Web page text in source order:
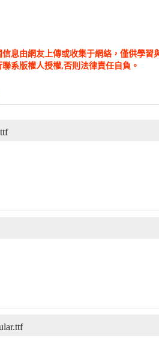
息由網友上傳或收集于網絡，僅供學
系版權人授權,否則法律責任自負。